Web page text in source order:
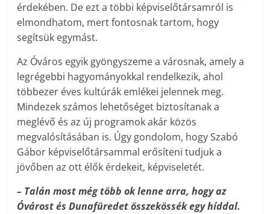
érdekében. De ezt a többi képviselőtársamról is
elmondhatom, mert fontosnak tartom, hogy
segítsük egymást.
Az Óváros egyik gyöngyszeme a városnak, amely a
legrégebbi hagyományokkal rendelkezik, ahol
többezer éves kultúrák emlékei jelennek meg.
Mindezek számos lehetőséget biztosítanak a
meglévő és az új programok akár közös
megvalósításában is. Úgy gondolom, hogy Szabó
Gábor képviselőtársammal erősíteni tudjuk a
jövőben az ott élők érdekeit, képviseletét.
– Talán most még több ok lenne arra, hogy az
Óvárost és Dunafüredet összekössék egy híddal.